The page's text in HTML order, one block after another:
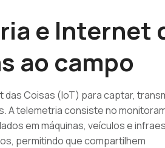
e Internet
ao campo
Coisas (IoT) para captar,
A telemetria consiste no
em máquinas, veículos e
permitindo que compartilhem